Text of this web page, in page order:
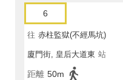
6
往 赤柱監獄(不經馬坑)
廈門街, 皇后大道東 站
距離 50m